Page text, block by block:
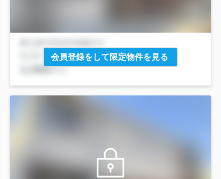
会員登録をして限定物件を見る